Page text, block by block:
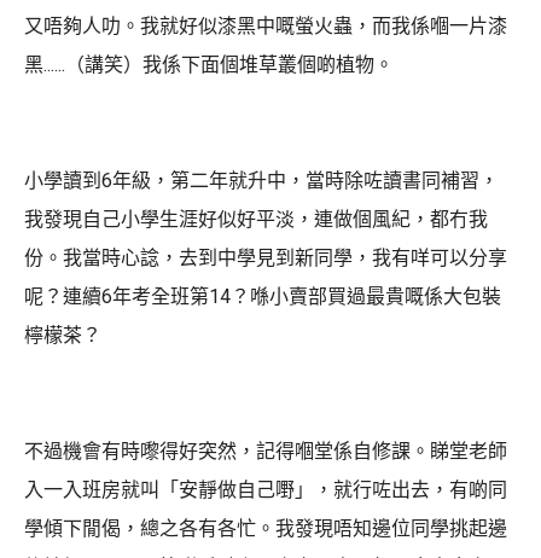
又唔夠人叻。我就好似漆黑中嘅螢火蟲，而我係嗰一片漆
黑......（講笑）我係下面個堆草叢個啲植物。
小學讀到6年級，第二年就升中，當時除咗讀書同補習，
我發現自己小學生涯好似好平淡，連做個風紀，都冇我
份。我當時心諗，去到中學見到新同學，我有咩可以分享
呢？連續6年考全班第14？喺小賣部買過最貴嘅係大包裝
檸檬茶？
不過機會有時嚟得好突然，記得嗰堂係自修課。睇堂老師
入一入班房就叫「安靜做自己嘢」，就行咗出去，有啲同
學傾下閒偈，總之各有各忙。我發現唔知邊位同學挑起邊